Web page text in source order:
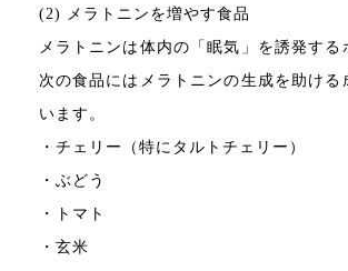
(2) メラトニンを増やす食品
メラトニンは体内の「眠気」を誘発する
次の食品にはメラトニンの生成を助ける
います。
・チェリー（特にタルトチェリー）
・ぶどう
・トマト
・玄米